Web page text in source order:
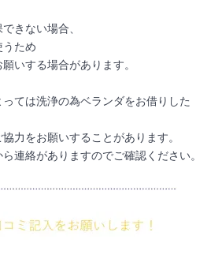
きない場合、
うため
いする場合があります。
っては洗浄の為ベランダをお借りした
力をお願いすることがあります。
連絡がありますのでご確認ください。